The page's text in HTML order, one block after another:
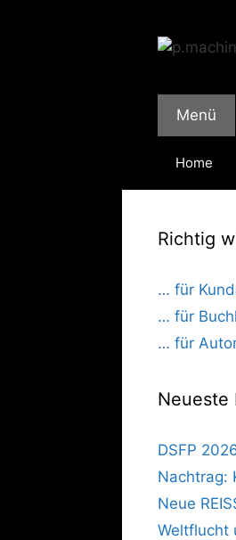
Menü
Home
Richtig
… für
… für
… für
Neueste
DSFP
Nachtrag:
Neue
Weltflucht